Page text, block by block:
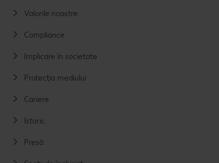
Valorile noastre
Compliance
Implicare în societate
Protecția mediului
Cariere
Istoric
Presă